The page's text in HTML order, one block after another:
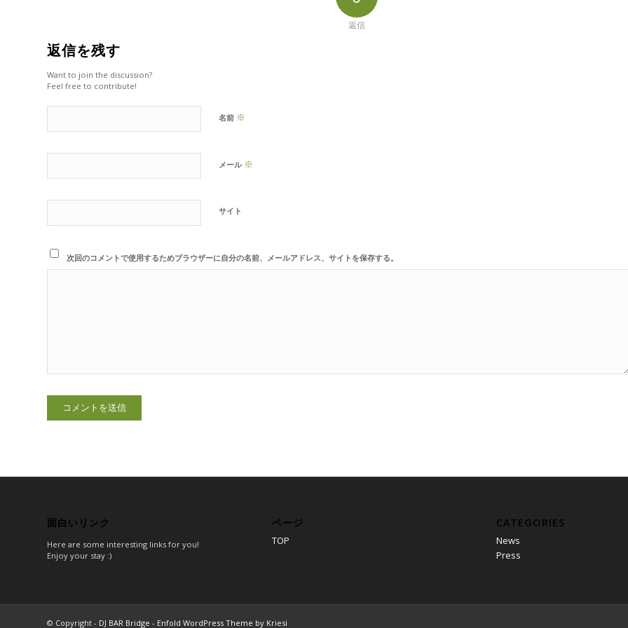
返信
返信を残す
Want to join the discussion?
Feel free to contribute!
名前 ※
メール ※
サイト
次回のコメントで使用するためブラウザーに自分の名前、メールアドレス、サイトを保存する。
面白いリンク
Here are some interesting links for you!
Enjoy your stay :)
ページ
TOP
CATEGORIES
News
Press
© Copyright - DJ BAR Bridge - Enfold WordPress Theme by Kriesi